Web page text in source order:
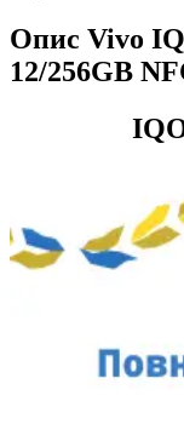
Опис Vivo
12/256GB